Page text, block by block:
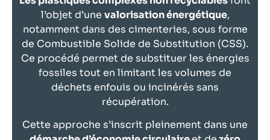
l’objet d’une valorisation énergétique,
notamment dans des cimenteries, sous forme
de Combustible Solide de Substitution (CSS).
Ce procédé permet de substituer les énergies
fossiles tout en limitant les volumes de
déchets enfouis ou incinérés sans
récupération.
Cette approche s’inscrit pleinement dans une